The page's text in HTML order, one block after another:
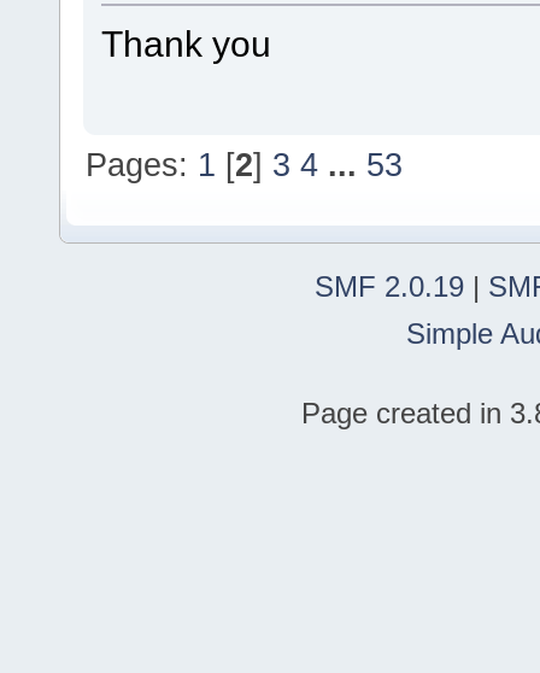
Thank you
Pages: 1 [2] 3 4 ... 53
SMF 2.0.19 |
Simple
Page created in